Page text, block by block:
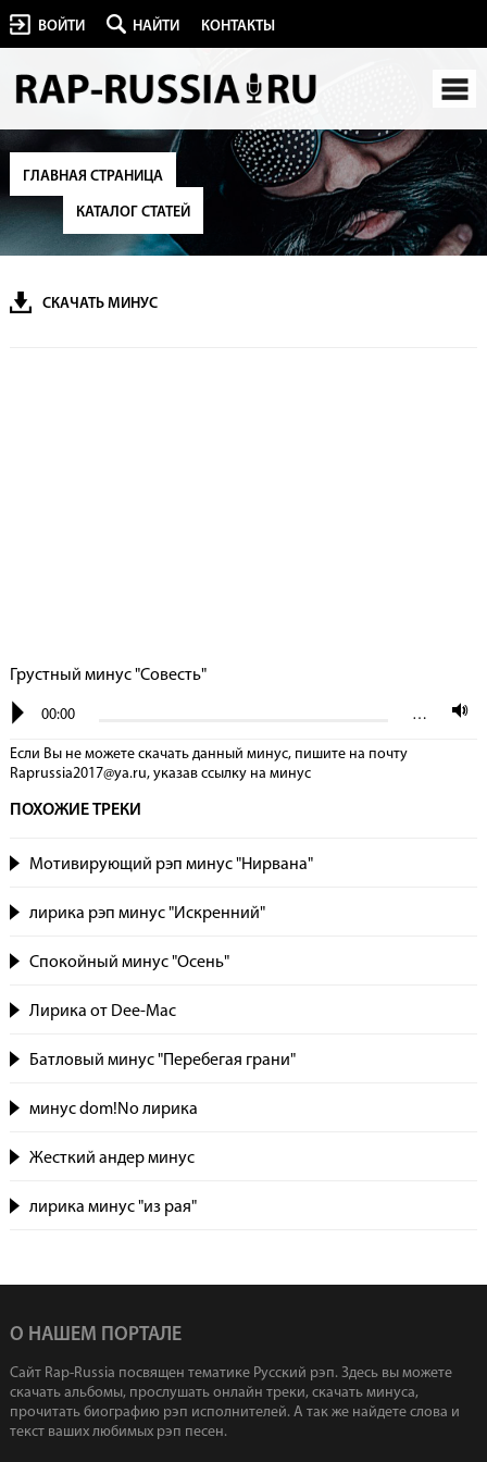
ВОЙТИ НАЙТИ КОНТАКТЫ
ГЛАВНАЯ СТРАНИЦА
КАТАЛОГ СТАТЕЙ
СКАЧАТЬ МИНУС
Грустный минус "Совесть"
00:00 …
Если Вы не можете скачать данный минус, пишите на почту
Raprussia2017@ya.ru, указав сcылку на минус
ПОХОЖИЕ ТРЕКИ
Мотивирующий рэп минус "Нирвана"
лирика рэп минус "Искренний"
Спокойный минус "Осень"
Лирика от Dee-Mac
Батловый минус "Перебегая грани"
минус dom!No лирика
Жесткий андер минус
лирика минус "из рая"
О НАШЕМ ПОРТАЛЕ
Сайт Rap-Russia посвящен тематике Русский рэп. Здесь вы можете
скачать альбомы, прослушать онлайн треки, скачать минуса,
прочитать биографию рэп исполнителей. А так же найдете слова и
текст ваших любимых рэп песен.